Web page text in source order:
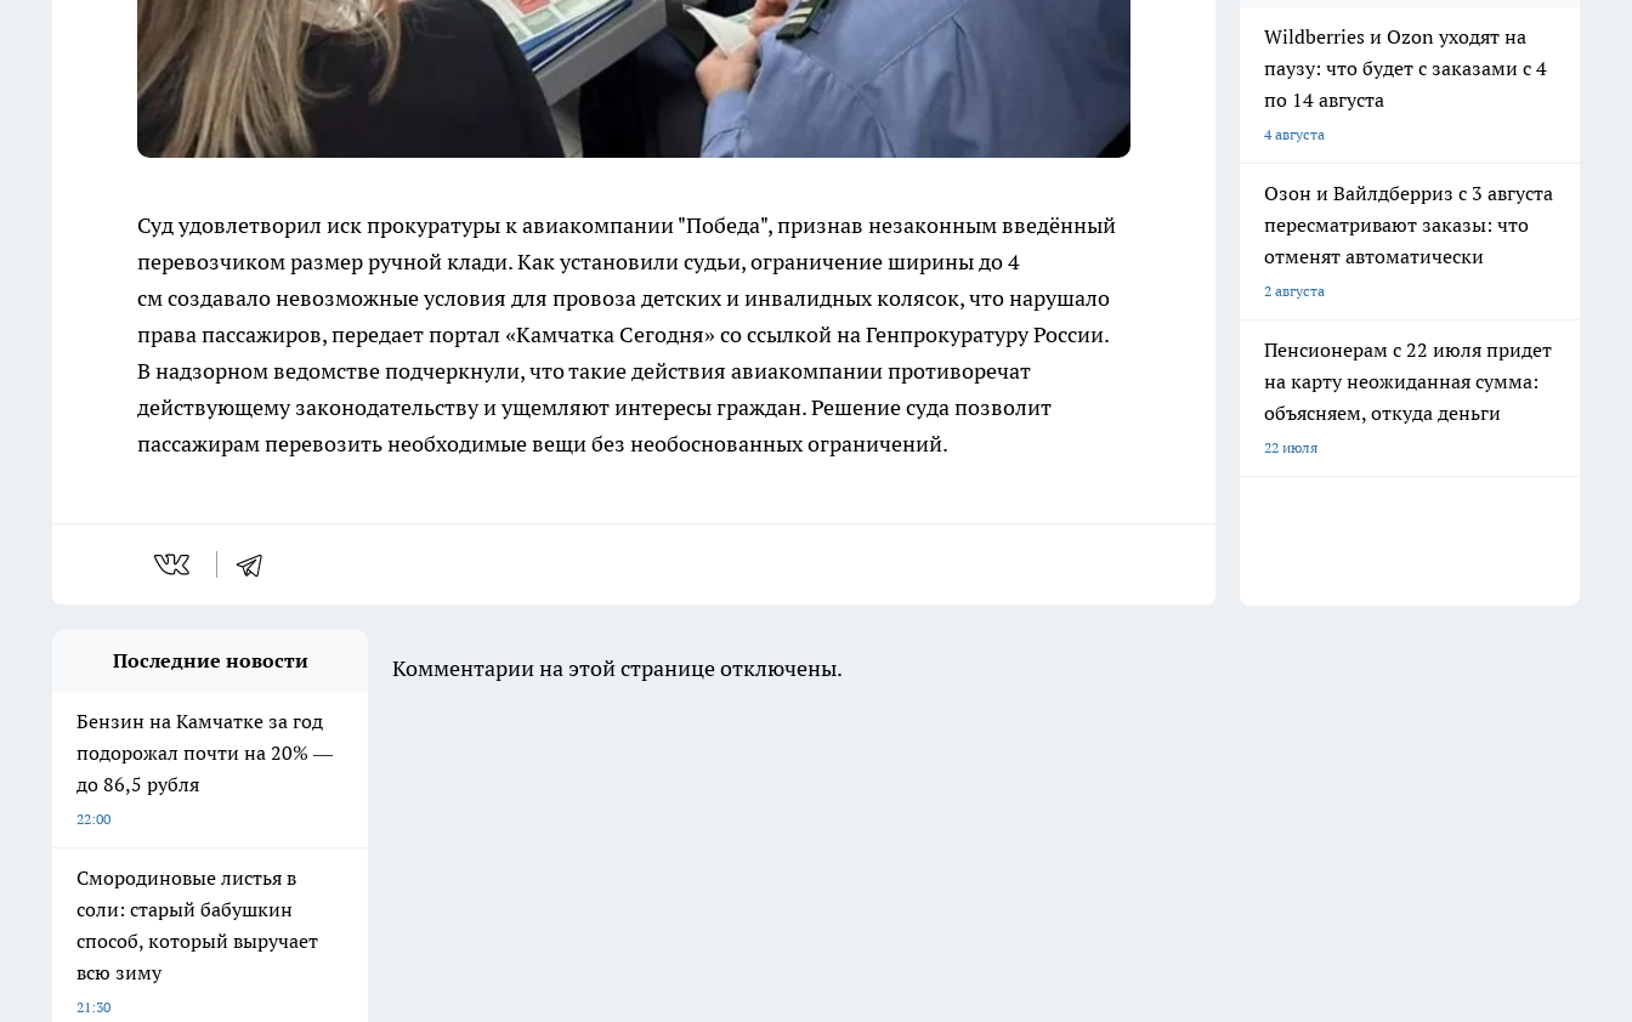
Суд удовлетворил иск прокуратуры к авиакомпании "Победа", признав незаконным введённый
перевозчиком размер ручной клади. Как установили судьи, ограничение ширины до 4
см создавало невозможные условия для провоза детских и инвалидных колясок, что нарушало
права пассажиров, передает портал «Камчатка Сегодня» со ссылкой на Генпрокуратуру России.
В надзорном ведомстве подчеркнули, что такие действия авиакомпании противоречат
действующему законодательству и ущемляют интересы граждан. Решение суда позволит
пассажирам перевозить необходимые вещи без необоснованных ограничений.
Wildberries и Ozon уходят на
паузу: что будет с заказами с 4
по 14 августа
4 августа
Озон и Вайлдберриз с 3 августа
пересматривают заказы: что
отменят автоматически
2 августа
Пенсионерам с 22 июля придет
на карту неожиданная сумма:
объясняем, откуда деньги
22 июля
Последние новости
Бензин на Камчатке за год
подорожал почти на 20% —
до 86,5 рубля
22:00
Смородиновые листья в
соли: старый бабушкин
способ, который выручает
всю зиму
21:30
Комментарии на этой странице отключены.